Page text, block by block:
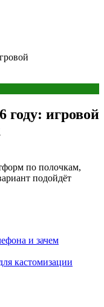
году: игровой
по полочкам,
подойдёт
и зачем
кастомизации